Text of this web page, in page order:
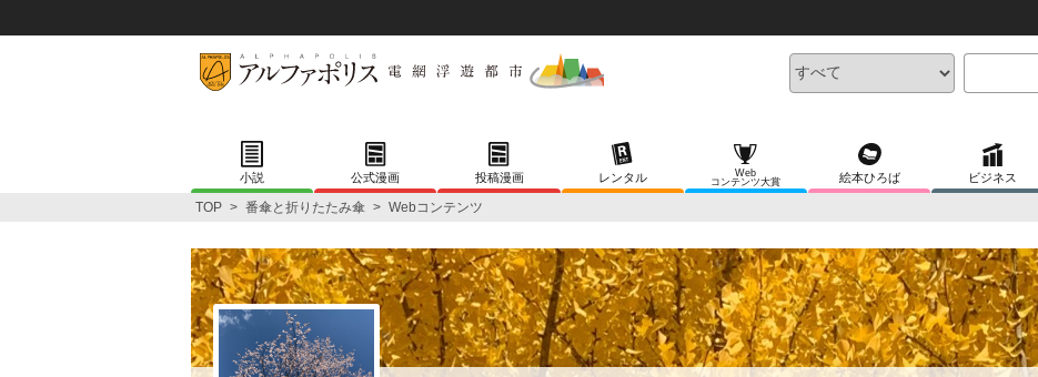
小説 公式漫画 投稿漫画 レンタル
Web
コンテンツ大賞
絵本ひろば ビジネス
TOP > 番傘と折りたたみ傘 > Webコンテンツ